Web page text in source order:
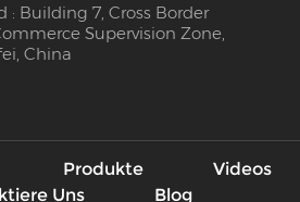
: Building 7, Cross Border
Supervision Zone,
China
Produkte Videos
Uns
Blog